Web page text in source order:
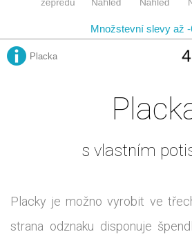
s vlastním
Placky je možno vyrobit ve
strana odznaku disponuje